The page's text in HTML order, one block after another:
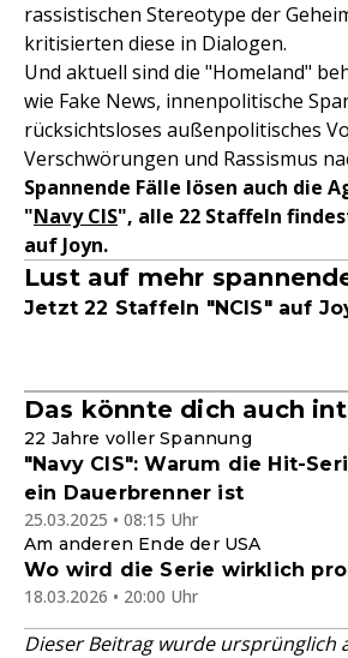
rassistischen Stereotype der
kritisierten diese in Dialogen.
Und aktuell sind die "Homeland"
wie Fake News, innenpolitische
rücksichtsloses außenpolitisches
Verschwörungen und Rassismus
Spannende Fälle lösen auch die
"Navy CIS", alle 22 Staffeln
auf Joyn.
Lust auf mehr
Jetzt 22 Staffeln "NCIS" auf
Das könnte dich auch
22 Jahre voller Spannung
"Navy CIS": Warum die Hit-
ein Dauerbrenner ist
25.03.2025 • 08:15 Uhr
Am anderen Ende der USA
Wo wird die Serie wirklich
18.03.2026 • 20:00 Uhr
Dieser Beitrag wurde ursprünglich